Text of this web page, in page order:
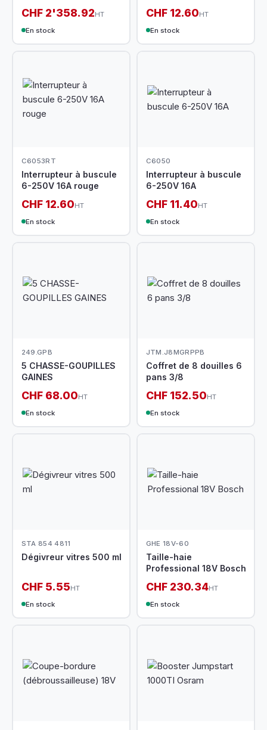
CHF 2'358.92HT
En stock
CHF 12.60HT
En stock
C6053RT
Interrupteur à buscule
6-250V 16A rouge
CHF 12.60HT
En stock
C6050
Interrupteur à buscule
6-250V 16A
CHF 11.40HT
En stock
249.GPB
5 CHASSE-GOUPILLES
GAINES
CHF 68.00HT
En stock
JTM.J8MGRPPB
Coffret de 8 douilles 6
pans 3/8
CHF 152.50HT
En stock
STA 854 4811
Dégivreur vitres 500 ml
CHF 5.55HT
En stock
GHE 18V-60
Taille-haie
Professional 18V Bosch
CHF 230.34HT
En stock